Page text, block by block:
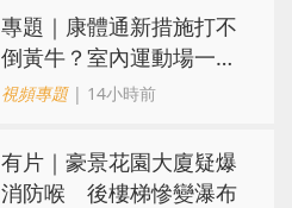
專題｜康體通新措施打不
倒黃牛？室內運動場一場
難求越炒越貴
視頻專題| 14小時前
有片｜豪景花園大廈疑爆
消防喉 後樓梯慘變瀑布